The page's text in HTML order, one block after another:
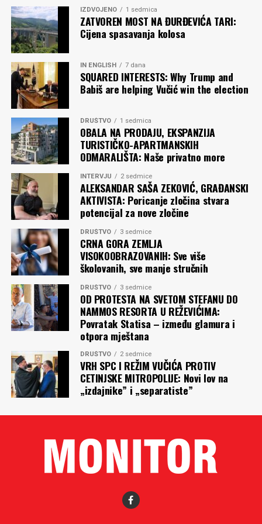
Ferid MUHIĆ
IZDVOJENO 1 sedmica
ZATVOREN MOST NA ĐURĐEVIĆA TARI:
Cijena spasavanja kolosa
IN ENGLISH 7 dana
SQUARED INTERESTS: Why Trump and
Babiš are helping Vučić win the election
DRUŠTVO 1 sedmica
OBALA NA PRODAJU, EKSPANZIJA
TURISTIČKO-APARTMANSKIH
ODMARALIŠTA: Naše privatno more
INTERVJU 2 sedmice
ALEKSANDAR SAŠA ZEKOVIĆ, GRAĐANSKI
AKTIVISTA: Poricanje zločina stvara
potencijal za nove zločine
DRUŠTVO 3 sedmice
CRNA GORA ZEMLJA
VISOKOOBRAZOVANIH: Sve više
školovanih, sve manje stručnih
DRUŠTVO 3 sedmice
OD PROTESTA NA SVETOM STEFANU DO
NAMMOS RESORTA U REŽEVIĆIMA:
Povratak Statisa – između glamura i
otpora mještana
DRUŠTVO 2 sedmice
VRH SPC I REŽIM VUČIĆA PROTIV
CETINJSKE MITROPOLIJE: Novi lov na
„izdajnike” i „separatiste”